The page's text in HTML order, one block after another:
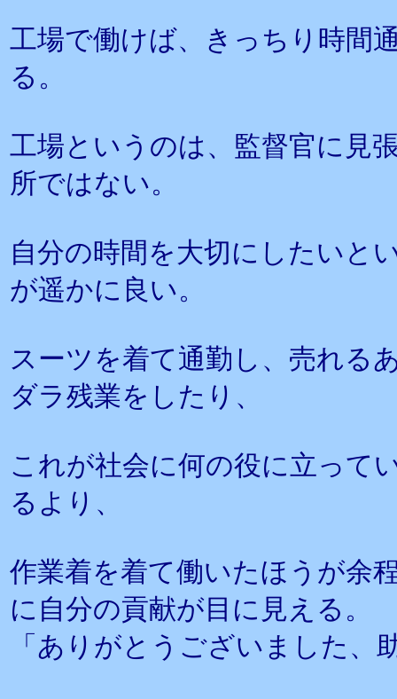
工場で働けば、きっちり時間
る。
工場というのは、監督官に見
所ではない。
自分の時間を大切にしたいと
が遥かに良い。
スーツを着て通勤し、売れる
ダラ残業をしたり、
これが社会に何の役に立って
るより、
作業着を着て働いたほうが余
に自分の貢献が目に見える。
「ありがとうございました、